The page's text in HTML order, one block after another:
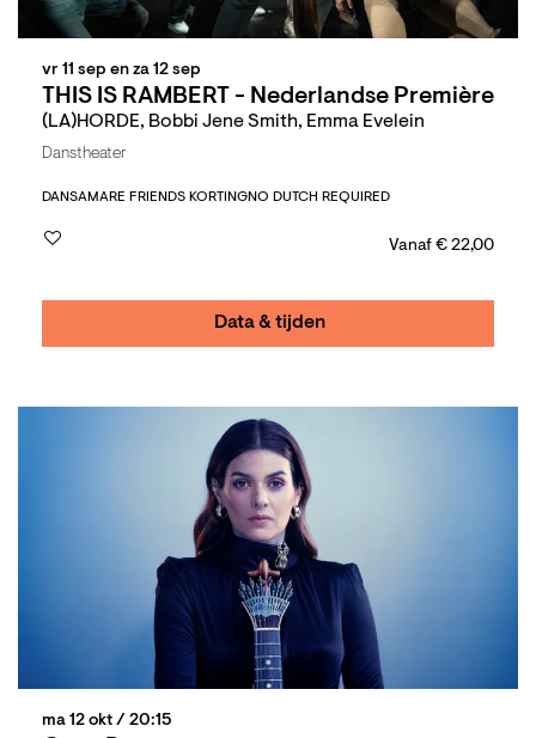
THIS IS RAMBERT - Nederlandse Première
(LA)HORDE, Bobbi Jene Smith, Emma Evelein
vr 11 sep en za 12 sep
Danstheater
DANSAMARE FRIENDS KORTINGNO DUTCH REQUIRED
Vanaf € 22,00
Data & tijden
ma 12 okt / 20:15